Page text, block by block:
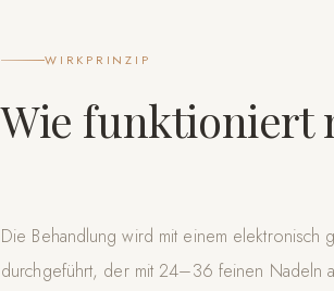
WIRKPRINZIP
Wie funktioniert
Die Behandlung wird mit einem elektronisch
durchgeführt, der mit 24–36 feinen Nadeln